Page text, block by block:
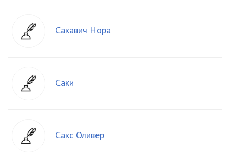
Сакавич Нора
Саки
Сакс Оливер